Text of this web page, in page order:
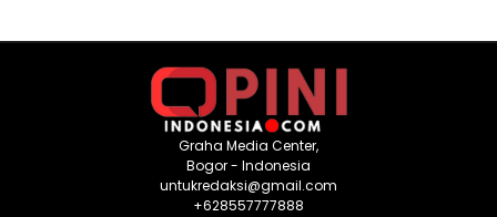
Graha Media Center,
Bogor - Indonesia
untukredaksi@gmail.com
+628557777888